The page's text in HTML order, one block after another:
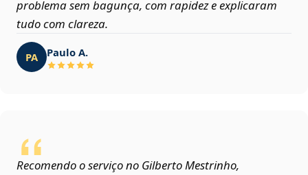
problema sem bagunça, com rapidez e explicaram
tudo com clareza.
PA Paulo A.
Recomendo o serviço no Gilberto Mestrinho,